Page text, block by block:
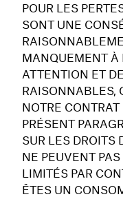
POUR LES
SONT UNE
MANQUEMENT À
ATTENTION ET
RAISONNABLES,
NOTRE
PRÉSENT
SUR LES DROITS
NE PEUVENT
LIMITÉS PAR
ÊTES UN